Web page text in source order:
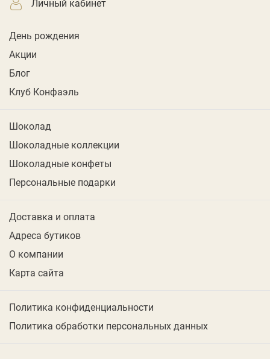
личный кабинет
День рождения
Акции
Блог
Клуб Конфаэль
Шоколад
Шоколадные коллекции
Шоколадные конфеты
Персональные подарки
Доставка и оплата
Адреса бутиков
О компании
Карта сайта
Политика конфиденциальности
Политика обработки персональных данных